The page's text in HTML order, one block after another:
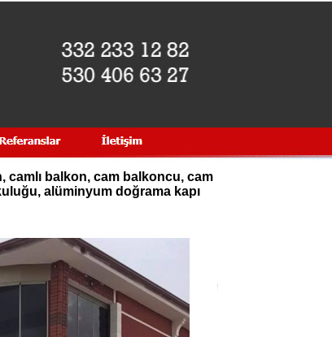
balkon, cam balkoncu, cam
alüminyum doğrama kapı